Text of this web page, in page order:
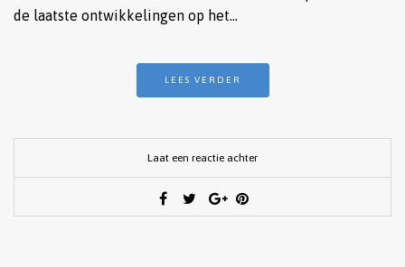
de laatste ontwikkelingen op het…
LEES VERDER
Laat een reactie achter